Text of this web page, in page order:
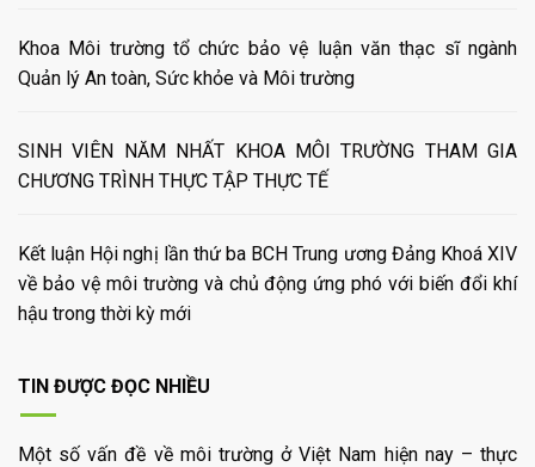
Khoa Môi trường tổ chức bảo vệ luận văn thạc sĩ ngành
Quản lý An toàn, Sức khỏe và Môi trường
SINH VIÊN NĂM NHẤT KHOA MÔI TRƯỜNG THAM GIA
CHƯƠNG TRÌNH THỰC TẬP THỰC TẾ
Kết luận Hội nghị lần thứ ba BCH Trung ương Đảng Khoá XIV
về bảo vệ môi trường và chủ động ứng phó với biến đổi khí
hậu trong thời kỳ mới
TIN ĐƯỢC ĐỌC NHIỀU
Một số vấn đề về môi trường ở Việt Nam hiện nay – thực